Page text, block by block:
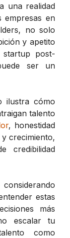
una realidad
empresas en
no solo
y apetito
post-
ser un
ilustra cómo
talento
, honestidad
crecimiento,
credibilidad
estas
más
escalar tu
como